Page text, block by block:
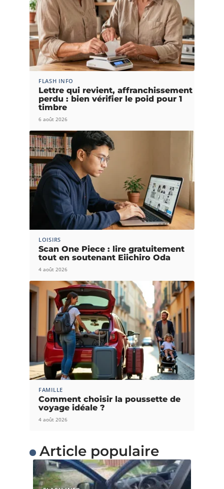
FLASH INFO
Lettre qui revient, affranchissement
perdu : bien vérifier le poid pour 1
timbre
6 août 2026
LOISIRS
Scan One Piece : lire gratuitement
tout en soutenant Eiichiro Oda
4 août 2026
FAMILLE
Comment choisir la poussette de
voyage idéale ?
4 août 2026
Article populaire